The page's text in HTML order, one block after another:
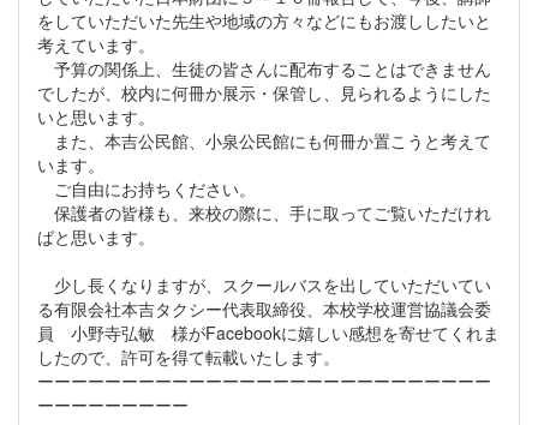
をしていただいた先生や地域の方々などにもお渡ししたいと
考えています。
予算の関係上、生徒の皆さんに配布することはできません
でしたが、校内に何冊か展示・保管し、見られるようにした
いと思います。
また、本吉公民館、小泉公民館にも何冊か置こうと考えて
います。
ご自由にお持ちください。
保護者の皆様も、来校の際に、手に取ってご覧いただけれ
ばと思います。
少し長くなりますが、スクールバスを出していただいてい
る有限会社本吉タクシー代表取締役、本校学校運営協議会委
員 小野寺弘敏 様がFacebookに嬉しい感想を寄せてくれま
したので、許可を得て転載いたします。
ーーーーーーーーーーーーーーーーーーーーーーーーーーー
ーーーーーーーーー